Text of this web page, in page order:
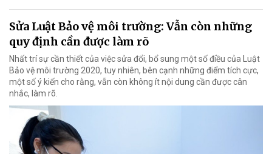
Sửa Luật Bảo vệ môi trường: Vẫn còn những
quy định cần được làm rõ
Nhất trí sự cần thiết của việc sửa đổi, bổ sung một số điều của Luật
Bảo vệ môi trường 2020, tuy nhiên, bên cạnh những điểm tích cực,
một số ý kiến cho rằng, vẫn còn không ít nội dung cần được cân
nhắc, làm rõ.